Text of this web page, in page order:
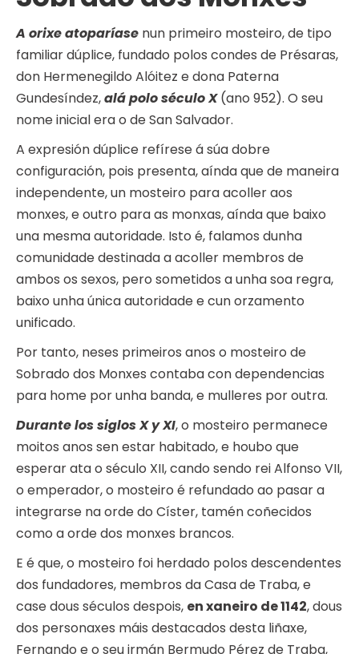
A orixe atoparíase nun primeiro mosteiro, de tipo
familiar dúplice, fundado polos condes de Présaras,
don Hermenegildo Alóitez e dona Paterna
Gundesíndez,alá polo século X(ano 952). O seu
nome inicial era o de San Salvador.
A expresión dúplice refírese á súa dobre
configuración, pois presenta, aínda que de maneira
independente, un mosteiro para acoller aos
monxes, e outro para as monxas, aínda que baixo
una mesma autoridade. Isto é, falamos dunha
comunidade destinada a acoller membros de
ambos os sexos, pero sometidos a unha soa regra,
baixo unha única autoridade e cun orzamento
unificado.
Por tanto, neses primeiros anos o mosteiro de
Sobrado dos Monxes contaba con dependencias
para home por unha banda, e mulleres por outra.
Durante los siglos X y XI, o mosteiro permanece
moitos anos sen estar habitado, e houbo que
esperar ata o século XII, cando sendo rei Alfonso VII,
o emperador, o mosteiro é refundado ao pasar a
integrarse na orde do Císter, tamén coñecidos
como a orde dos monxes brancos.
E é que, o mosteiro foi herdado polos descendentes
dos fundadores, membros da Casa de Traba, e
case dous séculos despois, en xaneiro de 1142, dous
dos personaxes máis destacados desta liñaxe,
Fernando e o seu irmán Bermudo Pérez de Traba,